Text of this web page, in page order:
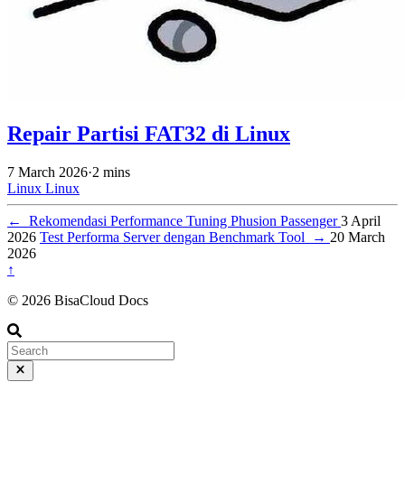
Repair Partisi FAT32 di Linux
7 March 2026·2 mins
Linux Linux
← Rekomendasi Performance Tuning Phusion Passenger3 April
2026 Test Performa Server dengan Benchmark Tool → 20 March
2026
↑
© 2026 BisaCloud Docs